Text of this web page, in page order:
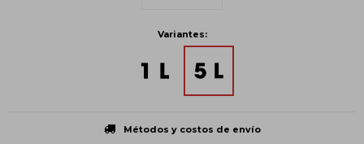
Variantes:
Métodos y costos de envío